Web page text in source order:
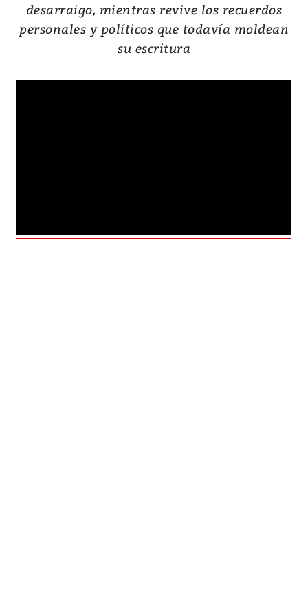
desarraigo, mientras revive los recuerdos
personales y políticos que todavía moldean
su escritura